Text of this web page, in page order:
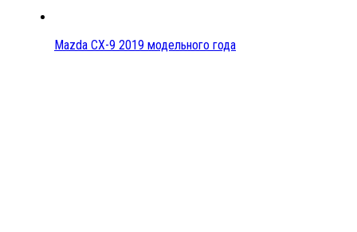
Mazda CX-9 2019 модельного года